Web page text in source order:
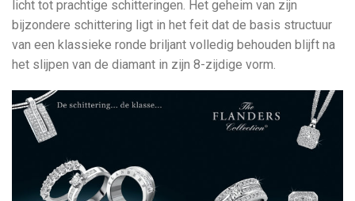
licht tot prachtige schitteringen. Het geheim van zijn
bijzondere schittering ligt in het feit dat de basis structuur
van een klassieke ronde briljant volledig behouden blijft na
het slijpen van de diamant in zijn 8-zijdige vorm.